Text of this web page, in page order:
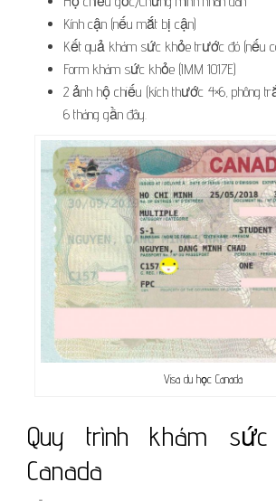
Kính cận (nếu mắt bị cận)
Kết quả khám sức khỏe trước đó (nếu
Form khám sức khỏe (IMM 1017E)
2 ảnh hộ chiếu (kích thước 4×6, phông
6 tháng gần đây.
Visa du học Canada
Quy trình khám
Canada